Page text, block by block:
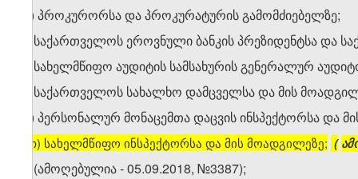
დ) პროკურორსა და პროკურატურის გამომძიებელზე;
ე) საქართველოს ეროვნული ბანკის პრეზიდენტსა და
ვ) სახელმწიფო აუდიტის სამსახურის გენერალურ
ზ) საქართველოს სახალხო დამცველსა და მის
თ) პერსონალურ მონაცემთა დაცვის ინსპექტორსა და
თ) სახელმწიფო ინსპექტორსა და მის მოადგილეზე; (
ი) (ამოღებულია - 05.09.2018, №3387);